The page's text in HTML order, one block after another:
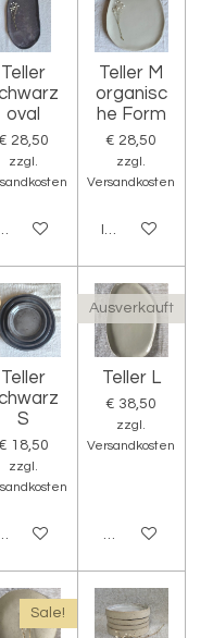
Teller
oval
28,50
zzgl.
den Warenkorb
Teller M
organisc
he Form
€ 28,50
zzgl.
Versandkosten
In den
Teller
S
18,50
zzgl.
den Warenkorb
Ausverkauft
Teller L
€ 38,50
zzgl.
Versandkosten
Bei
Sale!